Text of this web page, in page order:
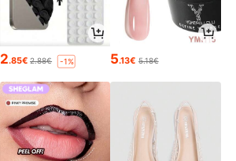
2.85€ 2.88€ -1% 5.13€ 5.18€